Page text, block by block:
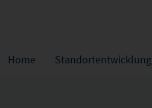
Home Standortentwicklung